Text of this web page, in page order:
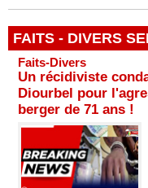
FAITS - DIVERS
Faits-Divers
Un récidiviste
Diourbel pour
berger de 71 ans !